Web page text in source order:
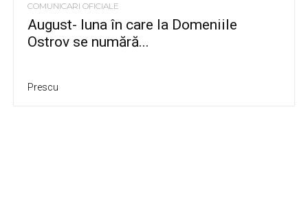
COMUNICARI OFICIALE
August- luna în care la Domeniile
Ostrov se numără...
Prescu